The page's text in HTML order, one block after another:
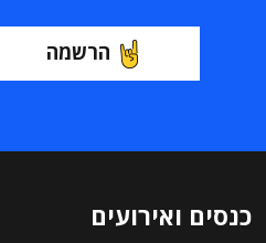
הרשמה
כנסים ואירועים